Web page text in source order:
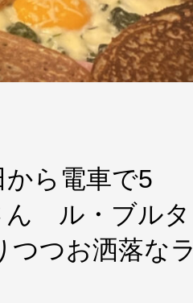
ら電車で5
ん ル・ブルタ
つつお洒落なラ